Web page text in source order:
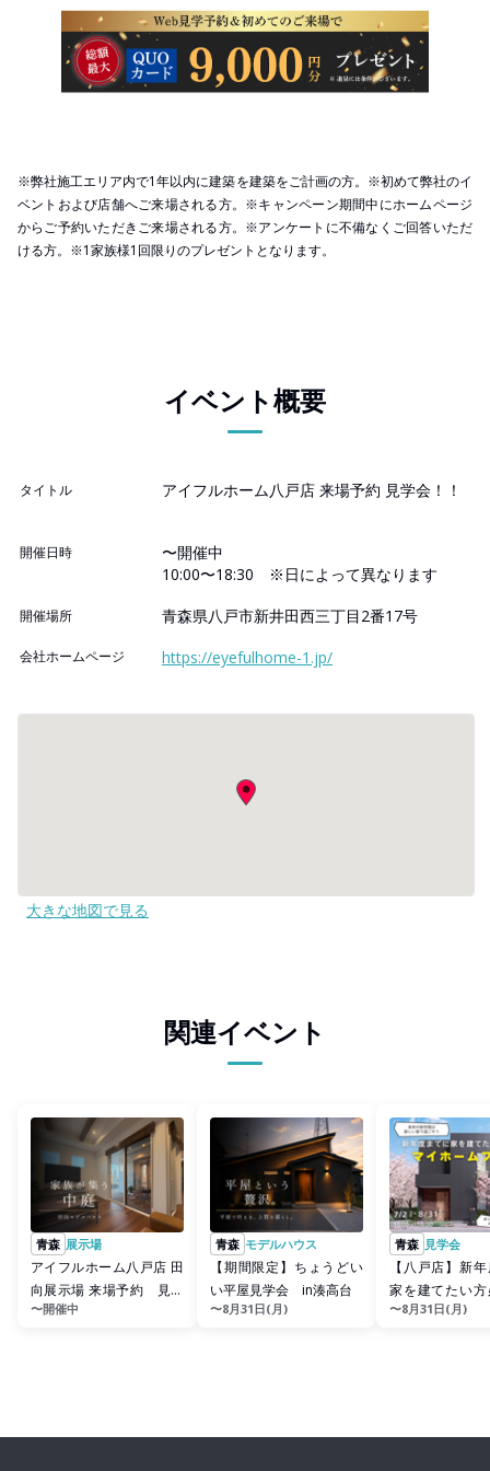
※弊社施工エリア内で1年以内に建築を建築をご計画の方。※初めて弊社のイ
ベントおよび店舗へご来場される方。※キャンペーン期間中にホームページ
からご予約いただきご来場される方。※アンケートに不備なくご回答いただ
ける方。※1家族様1回限りのプレゼントとなります。
イベント概要
タイトル アイフルホーム八戸店 来場予約 見学会！！
開催日時
〜開催中
10:00〜18:30 ※日によって異なります
開催場所 青森県八戸市新井田西三丁目2番17号
会社ホームページ https://eyefulhome-1.jp/
大きな地図で見る
関連イベント
青森 展示場
アイフルホーム八戸店 田
向展示場 来場予約 見学
会！！
〜開催中
青森 モデルハウス
【期間限定】ちょうどい
い平屋見学会 in湊高台
〜8月31日(月)
青森 見学会
【八戸店】新
家を建てたい
イホームフェ
〜8月31日(月)